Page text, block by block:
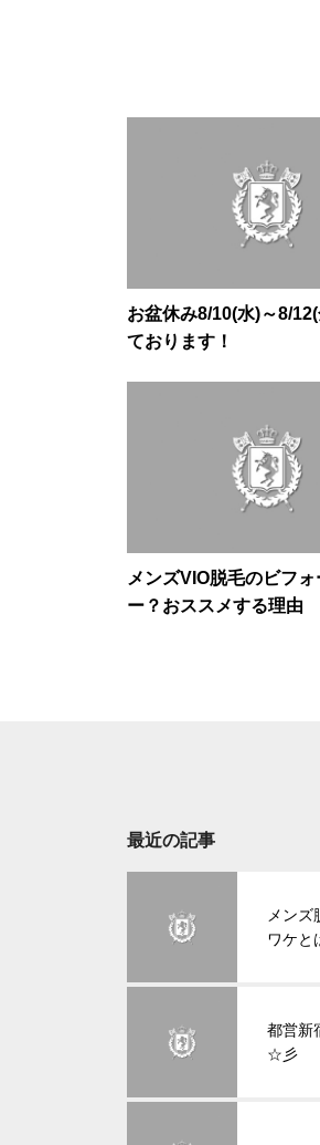
お盆休み8/10(水)～8/
ております！
メンズVIO脱毛のビフォ
ー？おススメする理由
最近の記事
メン
ワケと
都営新
☆彡